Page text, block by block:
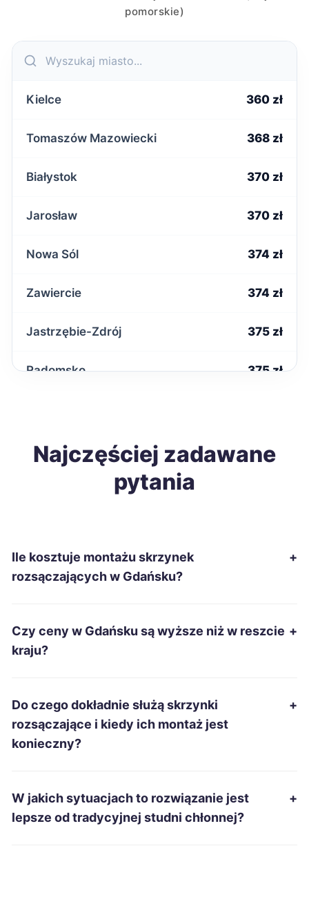
pomorskie)
Kielce 360 zł
Tomaszów Mazowiecki 368 zł
Białystok 370 zł
Jarosław 370 zł
Nowa Sól 374 zł
Zawiercie 374 zł
Jastrzębie-Zdrój 375 zł
Radomsko 375 zł
Krosno 376 zł
Starachowice
Tarnowskie Góry
Sanok
Tarnobrzeg
Najczęściej zadawane
pytania
Ile kosztuje montażu skrzynek
rozsączających w Gdańsku?
+
Czy ceny w Gdańsku są wyższe niż w reszcie
kraju?
+
Do czego dokładnie służą skrzynki
rozsączające i kiedy ich montaż jest
konieczny?
+
W jakich sytuacjach to rozwiązanie jest
lepsze od tradycyjnej studni chłonnej?
+